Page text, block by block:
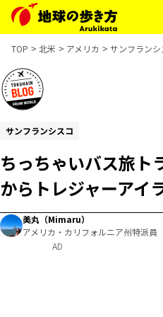
TOP 北米 アメリカ サンフランシ
サンフランシスコ
ちっちゃいバス旅ト
からトレジャーアイ
美丸（Mimaru）
アメリカ・カリフォルニア州特派員
AD